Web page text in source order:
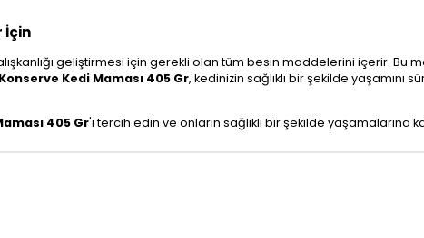
İçin
geliştirmesi için gerekli olan tüm besin maddelerini içerir. Bu
Kedi Maması 405 Gr, kedinizin sağlıklı bir şekilde yaşamını
405 Gr'ı tercih edin ve onların sağlıklı bir şekilde yaşamalarına